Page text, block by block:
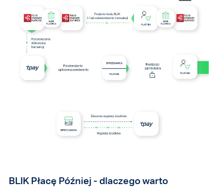
BLIK Płacę Później - dlaczego warto